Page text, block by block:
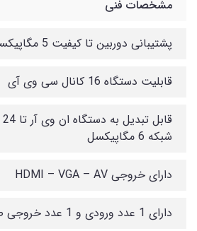
مشخصات فنی
پشتیبانی دوربین تا کیفیت 5 مگاپیکسل
قابلیت دستگاه 16 کانال سی وی آی
شبکه 6 مگاپیکسل
دارای خروجی HDMI – VGA – AV
دارای 1 عدد ورودی و 1 عدد خروجی صدا